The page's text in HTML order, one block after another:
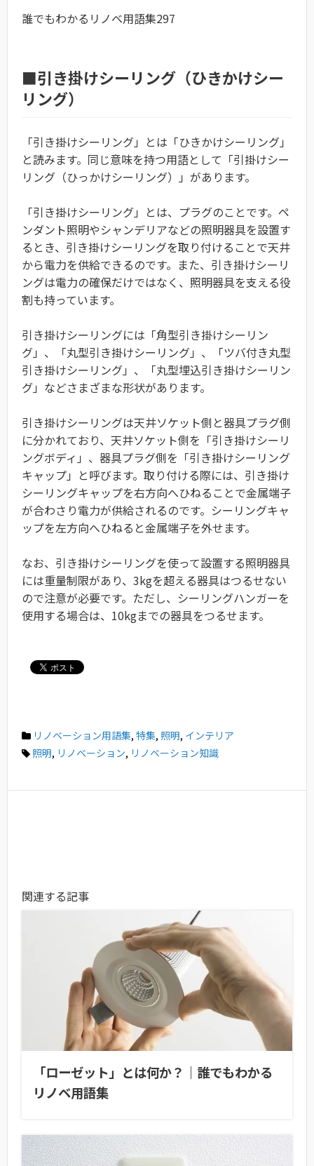
誰でもわかるリノベ用語集297
■引き掛けシーリング（ひきかけシー
リング）
「引き掛けシーリング」とは「ひきかけシーリング」
と読みます。同じ意味を持つ用語として「引掛けシー
リング（ひっかけシーリング）」があります。
「引き掛けシーリング」とは、プラグのことです。ペ
ンダント照明やシャンデリアなどの照明器具を設置す
るとき、引き掛けシーリングを取り付けることで天井
から電力を供給できるのです。また、引き掛けシーリ
ングは電力の確保だけではなく、照明器具を支える役
割も持っています。
引き掛けシーリングには「角型引き掛けシーリン
グ」、「丸型引き掛けシーリング」、「ツバ付き丸型
引き掛けシーリング」、「丸型埋込引き掛けシーリン
グ」などさまざまな形状があります。
引き掛けシーリングは天井ソケット側と器具プラグ側
に分かれており、天井ソケット側を「引き掛けシーリ
ングボディ」、器具プラグ側を「引き掛けシーリング
キャップ」と呼びます。取り付ける際には、引き掛け
シーリングキャップを右方向へひねることで金属端子
が合わさり電力が供給されるのです。シーリングキャ
ップを左方向へひねると金属端子を外せます。
なお、引き掛けシーリングを使って設置する照明器具
には重量制限があり、3kgを超える器具はつるせない
ので注意が必要です。ただし、シーリングハンガーを
使用する場合は、10kgまでの器具をつるせます。
リノベーション用語集, 特集, 照明, インテリア
照明, リノベーション, リノベーション知識
関連する記事
「ローゼット」とは何か？｜誰でもわかる
リノベ用語集